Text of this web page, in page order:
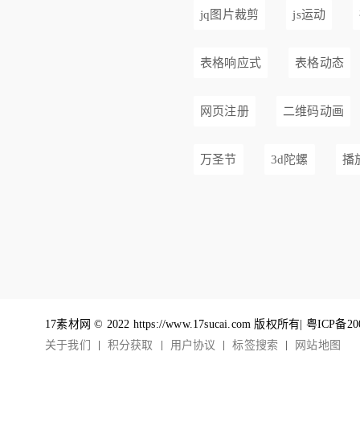
jq图片裁剪 js运动
表格响应式 表格动态
网页注册 二维码动画
万圣节 3d陀螺 播
17素材网 © 2022 https://www.17sucai.com 版权所有| 粤ICP备
关于我们
积分获取 用户协议 标签搜索 网站地图